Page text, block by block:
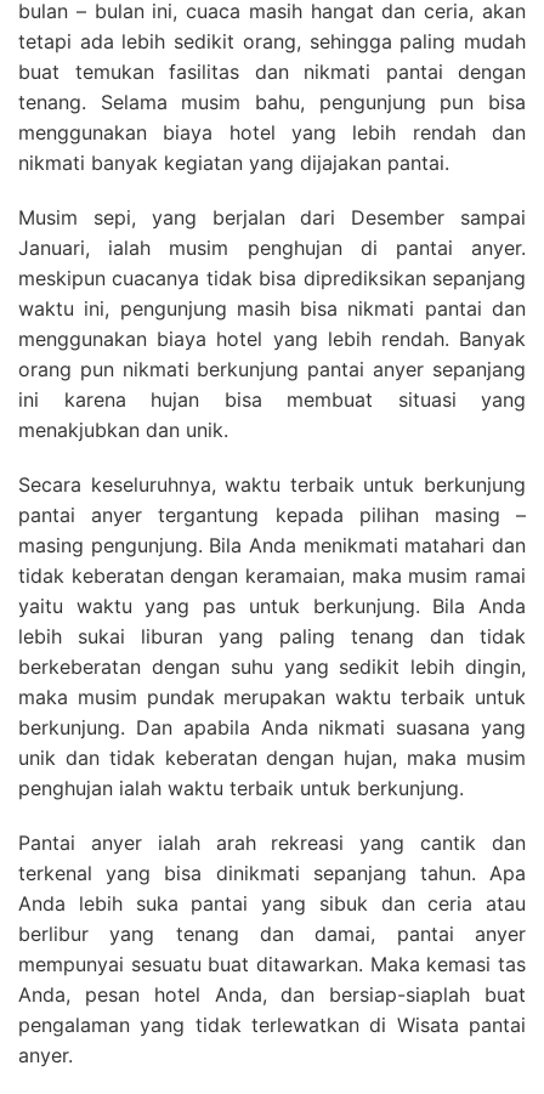
bulan – bulan ini, cuaca masih hangat dan ceria, akan
tetapi ada lebih sedikit orang, sehingga paling mudah
buat temukan fasilitas dan nikmati pantai dengan
tenang. Selama musim bahu, pengunjung pun bisa
menggunakan biaya hotel yang lebih rendah dan
nikmati banyak kegiatan yang dijajakan pantai.
Musim sepi, yang berjalan dari Desember sampai
Januari, ialah musim penghujan di pantai anyer.
meskipun cuacanya tidak bisa diprediksikan sepanjang
waktu ini, pengunjung masih bisa nikmati pantai dan
menggunakan biaya hotel yang lebih rendah. Banyak
orang pun nikmati berkunjung pantai anyer sepanjang
ini karena hujan bisa membuat situasi yang
menakjubkan dan unik.
Secara keseluruhnya, waktu terbaik untuk berkunjung
pantai anyer tergantung kepada pilihan masing –
masing pengunjung. Bila Anda menikmati matahari dan
tidak keberatan dengan keramaian, maka musim ramai
yaitu waktu yang pas untuk berkunjung. Bila Anda
lebih sukai liburan yang paling tenang dan tidak
berkeberatan dengan suhu yang sedikit lebih dingin,
maka musim pundak merupakan waktu terbaik untuk
berkunjung. Dan apabila Anda nikmati suasana yang
unik dan tidak keberatan dengan hujan, maka musim
penghujan ialah waktu terbaik untuk berkunjung.
Pantai anyer ialah arah rekreasi yang cantik dan
terkenal yang bisa dinikmati sepanjang tahun. Apa
Anda lebih suka pantai yang sibuk dan ceria atau
berlibur yang tenang dan damai, pantai anyer
mempunyai sesuatu buat ditawarkan. Maka kemasi tas
Anda, pesan hotel Anda, dan bersiap-siaplah buat
pengalaman yang tidak terlewatkan di Wisata pantai
anyer.